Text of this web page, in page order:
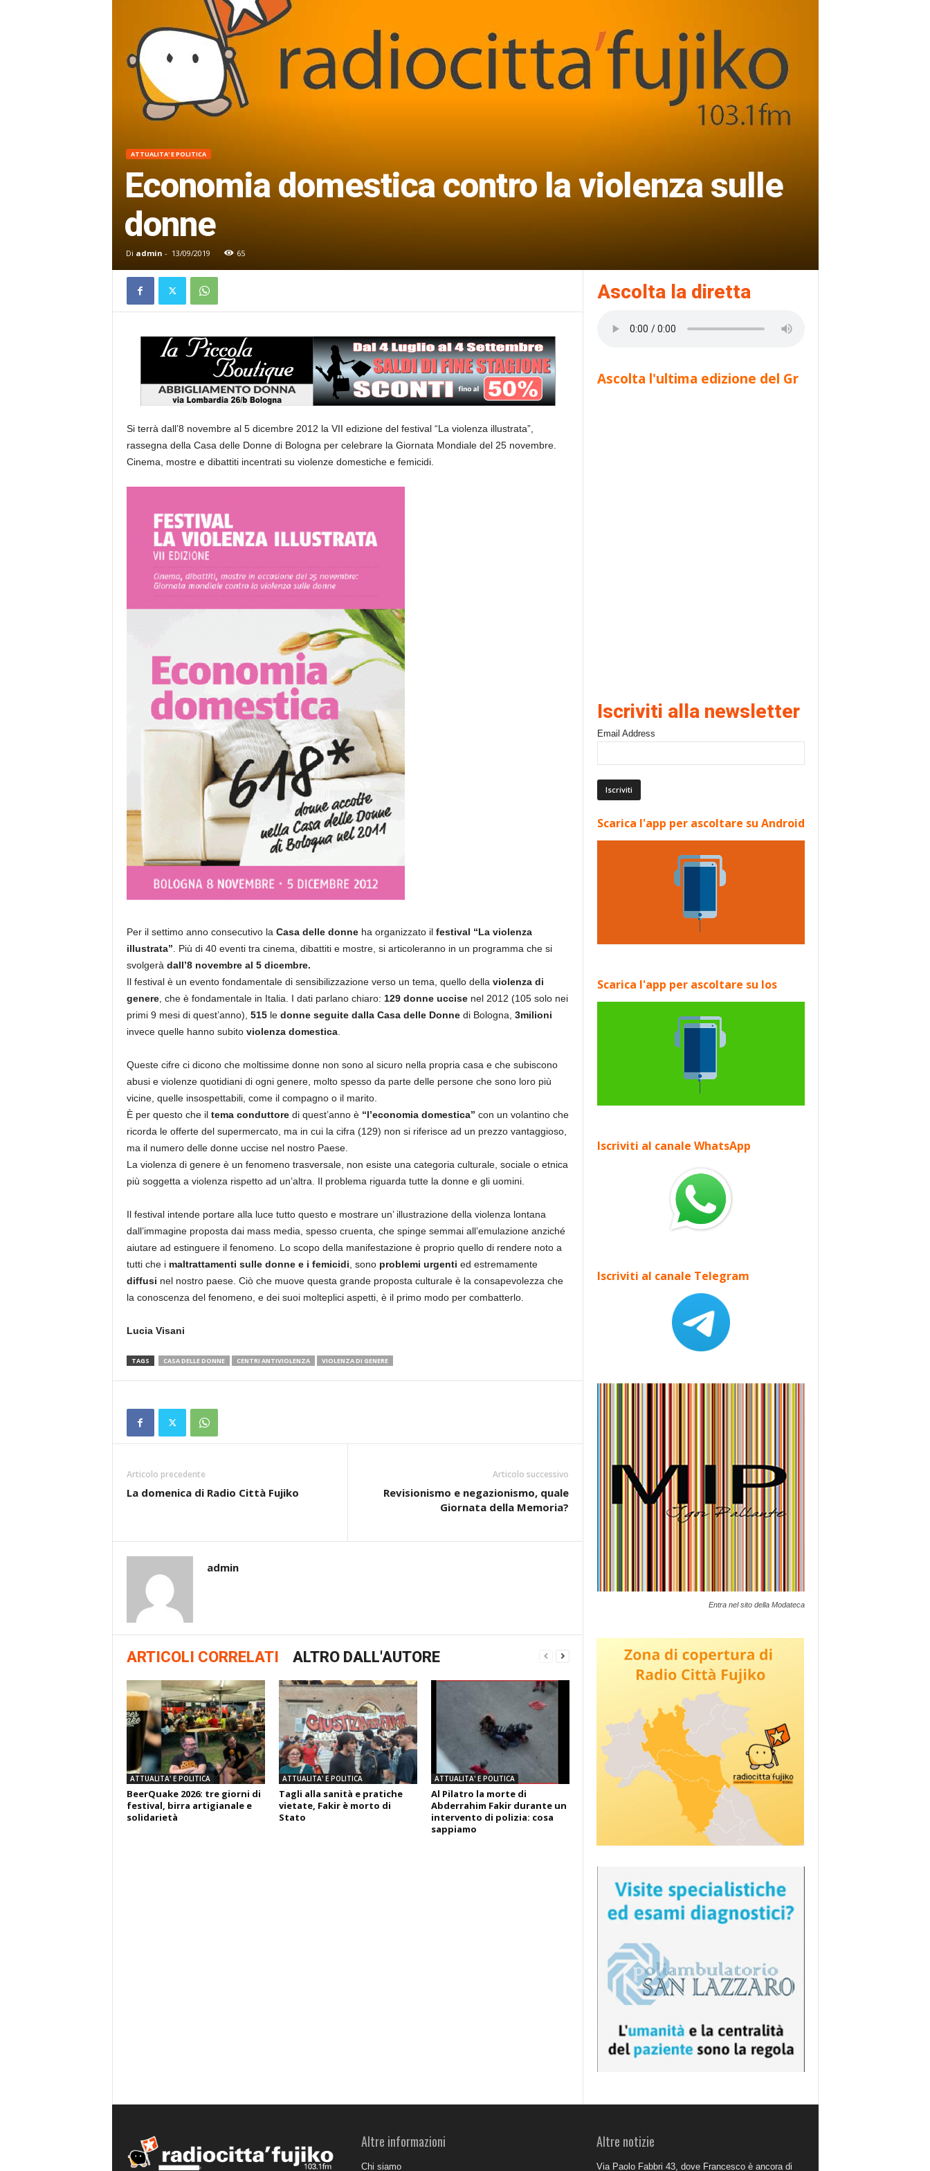
ATTUALITA' E POLITICA
Economia domestica contro la violenza sulle
donne
Di admin - 13/09/2019 65
Si terrà dall’8 novembre al 5 dicembre 2012 la VII edizione del festival “La violenza illustrata”,
rassegna della Casa delle Donne di Bologna per celebrare la Giornata Mondiale del 25 novembre.
Cinema, mostre e dibattiti incentrati su violenze domestiche e femicidi.
Per il settimo anno consecutivo la Casa delle donneha organizzato il festival “La violenza
illustrata” . Più di 40 eventi tra cinema, dibattiti e mostre, si articoleranno in un programma che si
svolgerà dall’8 novembre al 5 dicembre.
Il festival è un evento fondamentale di sensibilizzazione verso un tema, quello della violenza di
genere, che è fondamentale in Italia. I dati parlano chiaro: 129 donne uccise nel 2012 (105 solo nei
primi 9 mesi di quest’anno), 515ledonne seguite dalla Casa delle Donne di Bologna, 3milioni
invece quelle hanno subito violenza domestica.
Queste cifre ci dicono che moltissime donne non sono al sicuro nella propria casa e che subiscono
abusi e violenze quotidiani di ogni genere, molto spesso da parte delle persone che sono loro più
vicine, quelle insospettabili, come il compagno o il marito.
È per questo che il tema conduttoredi quest’anno è “l’economia domestica” con un volantino che
ricorda le offerte del supermercato, ma in cui la cifra (129) non si riferisce ad un prezzo vantaggioso,
ma il numero delle donne uccise nel nostro Paese.
La violenza di genere è un fenomeno trasversale, non esiste una categoria culturale, sociale o etnica
più soggetta a violenza rispetto ad un’altra. Il problema riguarda tutte la donne e gli uomini.
Il festival intende portare alla luce tutto questo e mostrare un’ illustrazione della violenza lontana
dall’immagine proposta dai mass media, spesso cruenta, che spinge semmai all’emulazione anziché
aiutare ad estinguere il fenomeno. Lo scopo della manifestazione è proprio quello di rendere noto a
tutti che i maltrattamenti sulle donne e i femicidi , sonoproblemi urgenti ed estremamente
diffusi nel nostro paese. Ciò che muove questa grande proposta culturale è la consapevolezza che
la conoscenza del fenomeno, e dei suoi molteplici aspetti, è il primo modo per combatterlo.
Lucia Visani
TAGS CASA DELLE DONNE CENTRI ANTIVIOLENZA VIOLENZA DI GENERE
Articolo precedente
La domenica di Radio Città Fujiko
Articolo successivo
Revisionismo e negazionismo, quale
Giornata della Memoria?
admin
ARTICOLI CORRELATI ALTRO DALL'AUTORE
ATTUALITA' E POLITICA
BeerQuake 2026: tre giorni di
festival, birra artigianale e
solidarietà
ATTUALITA' E POLITICA
Tagli alla sanità e pratiche
vietate, Fakir è morto di
Stato
ATTUALITA' E POLITICA
Al Pilatro la morte di
Abderrahim Fakir durante un
intervento di polizia: cosa
sappiamo
Ascolta la diretta
Ascolta l'ultima edizione del Gr
Iscriviti alla newsletter
Email Address
Scarica l'app per ascoltare su Android
Scarica l'app per ascoltare su Ios
Iscriviti al canale WhatsApp
Iscriviti al canale Telegram
Entra nel sito della Modateca
Altre informazioni
Chi siamo
Altre notizie
Via Paolo Fabbri 43, dove Francesco è ancora di